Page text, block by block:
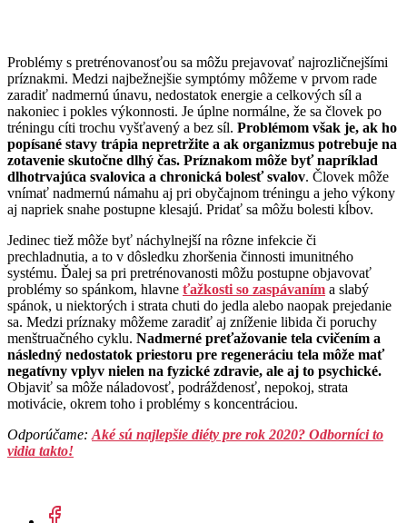
Problémy s pretrénovanosťou sa môžu prejavovať najrozličnejšími
príznakmi. Medzi najbežnejšie symptómy môžeme v prvom rade
zaradiť nadmernú únavu, nedostatok energie a celkových síl a
nakoniec i pokles výkonnosti. Je úplne normálne, že sa človek po
tréningu cíti trochu vyšťavený a bez síl. Problémom však je, ak ho
popísané stavy trápia nepretržite a ak organizmus potrebuje na
zotavenie skutočne dlhý čas. Príznakom môže byť napríklad
dlhotrvajúca svalovica a chronická bolesť svalov. Človek môže
vnímať nadmernú námahu aj pri obyčajnom tréningu a jeho výkony
aj napriek snahe postupne klesajú. Pridať sa môžu bolesti kĺbov.
Jedinec tiež môže byť náchylnejší na rôzne infekcie či
prechladnutia, a to v dôsledku zhoršenia činnosti imunitného
systému. Ďalej sa pri pretrénovanosti môžu postupne objavovať
problémy so spánkom, hlavne ťažkosti so zaspávaním a slabý
spánok, u niektorých i strata chuti do jedla alebo naopak prejedanie
sa. Medzi príznaky môžeme zaradiť aj zníženie libida či poruchy
menštruačného cyklu. Nadmerné preťažovanie tela cvičením a
následný nedostatok priestoru pre regeneráciu tela môže mať
negatívny vplyv nielen na fyzické zdravie, ale aj to psychické.
Objaviť sa môže náladovosť, podráždenosť, nepokoj, strata
motivácie, okrem toho i problémy s koncentráciou.
Odporúčame: Aké sú najlepšie diéty pre rok 2020? Odborníci to
vidia takto!